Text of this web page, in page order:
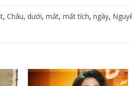
, Châu, dưới, mắt, mất tích, ngày,